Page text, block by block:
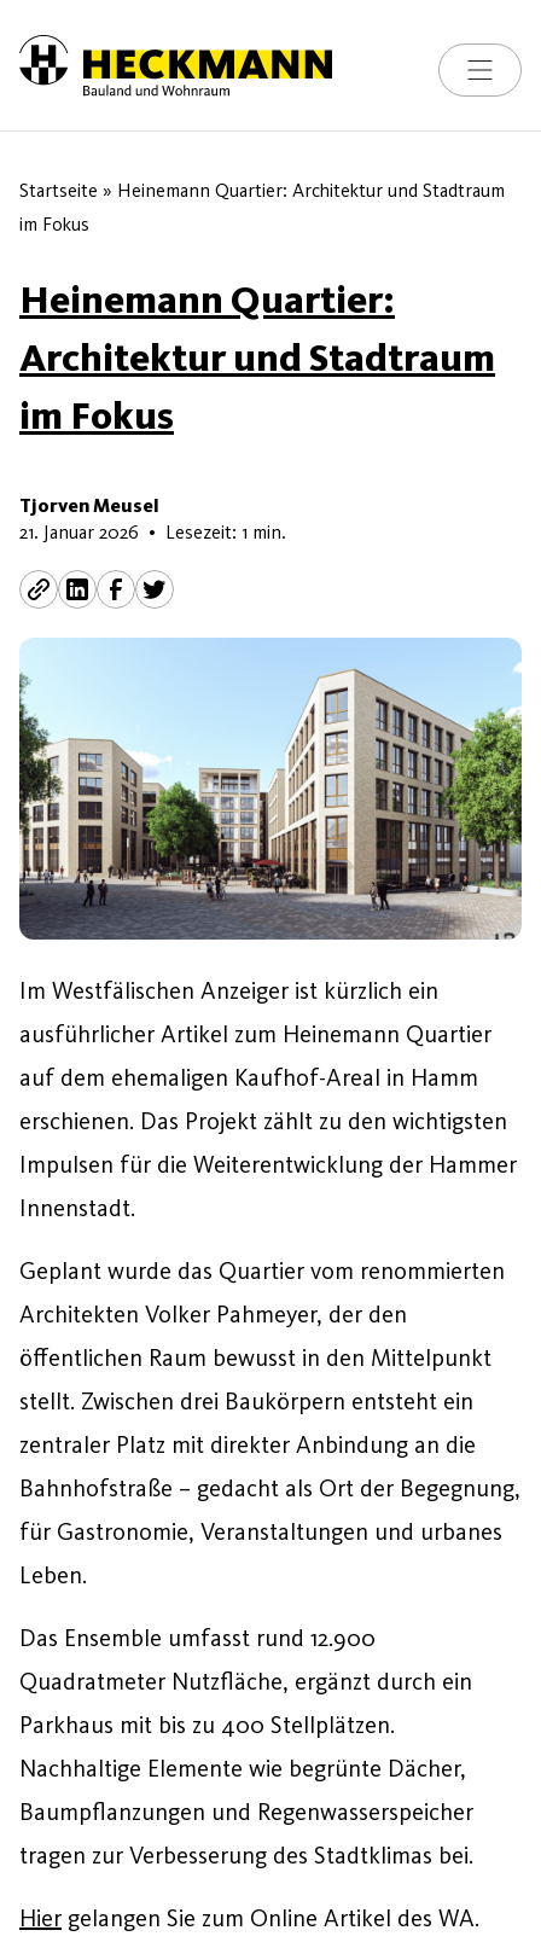
Skip to content
Toggle
Startseite » Heinemann Quartier: Architektur und Stadtraum
im Fokus
Heinemann Quartier:
Architektur und Stadtraum
im Fokus
Tjorven Meusel
21. Januar 2026 21. Januar 2026
• Lesezeit: 1 min.
Im Westfälischen Anzeiger ist kürzlich ein
ausführlicher Artikel zum Heinemann Quartier
auf dem ehemaligen Kaufhof-Areal in Hamm
erschienen. Das Projekt zählt zu den wichtigsten
Impulsen für die Weiterentwicklung der Hammer
Innenstadt.
Geplant wurde das Quartier vom renommierten
Architekten Volker Pahmeyer, der den
öffentlichen Raum bewusst in den Mittelpunkt
stellt. Zwischen drei Baukörpern entsteht ein
zentraler Platz mit direkter Anbindung an die
Bahnhofstraße – gedacht als Ort der Begegnung,
für Gastronomie, Veranstaltungen und urbanes
Leben.
Das Ensemble umfasst rund 12.900
Quadratmeter Nutzfläche, ergänzt durch ein
Parkhaus mit bis zu 400 Stellplätzen.
Nachhaltige Elemente wie begrünte Dächer,
Baumpflanzungen und Regenwasserspeicher
tragen zur Verbesserung des Stadtklimas bei.
Hier gelangen Sie zum Online Artikel des WA.